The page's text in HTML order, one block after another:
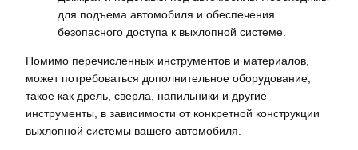
для подъема автомобиля и обеспечения
безопасного доступа к выхлопной системе.
Помимо перечисленных инструментов и материалов,
может потребоваться дополнительное оборудование,
такое как дрель, сверла, напильники и другие
инструменты, в зависимости от конкретной конструкции
выхлопной системы вашего автомобиля.